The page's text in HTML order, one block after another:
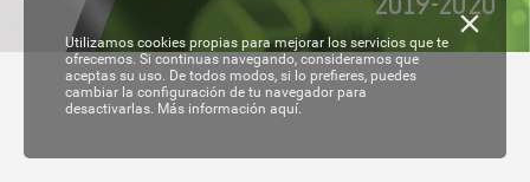
Utilizamos cookies propias para mejorar los servicios que te
ofrecemos. Si continuas navegando, consideramos que
aceptas su uso. De todos modos, si lo prefieres, puedes
cambiar la configuración de tu navegador para
desactivarlas. Más información aquí.